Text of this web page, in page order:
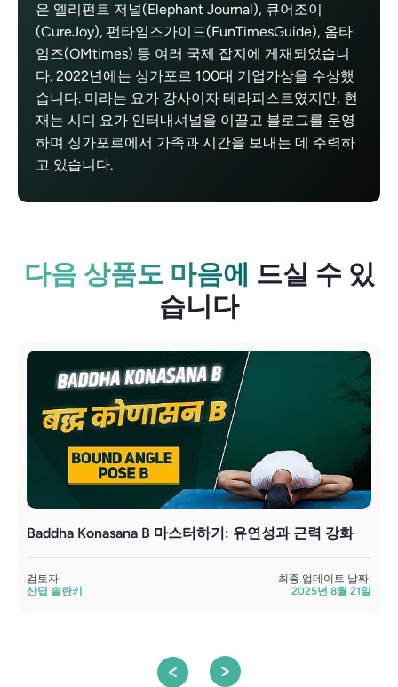
은 엘리펀트 저널(Elephant Journal), 큐어조이
(CureJoy), 펀타임즈가이드(FunTimesGuide), 옴타
임즈(OMtimes) 등 여러 국제 잡지에 게재되었습니
다. 2022년에는 싱가포르 100대 기업가상을 수상했
습니다. 미라는 요가 강사이자 테라피스트였지만, 현
재는 시디 요가 인터내셔널을 이끌고 블로그를 운영
하며 싱가포르에서 가족과 시간을 보내는 데 주력하
고 있습니다.
다음 상품도 마음에 드실 수 있
습니다
Baddha Konasana B 마스터하기: 유연성과 근력 강화
검토자:
산딥 솔란키
최종 업데이트 날짜:
2025년 8월 21일